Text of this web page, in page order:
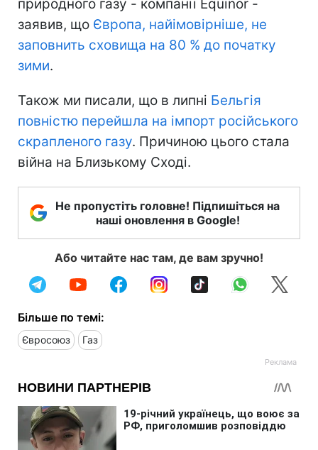
природного газу - компанії Equinor -
заявив, що Європа, найімовірніше, не
заповнить сховища на 80 % до початку
зими.
Також ми писали, що в липні Бельгія
повністю перейшла на імпорт російського
скрапленого газу. Причиною цього стала
війна на Близькому Сході.
Не пропустіть головне! Підпишіться на
наші оновлення в Google!
Або читайте нас там, де вам зручно!
Більше по темі:
Євросоюз Газ